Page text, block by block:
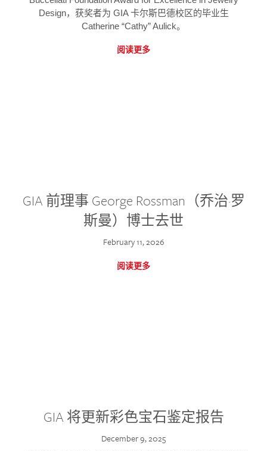
Design，获奖者为 GIA 卡尔斯巴德校区的毕业生
Catherine “Cathy” Aulick。
阅读更多
GIA 前理事 George Rossman（乔治·罗
斯曼）博士去世
February 11, 2026
阅读更多
GIA 将更新彩色宝石鉴定报告
December 9, 2025